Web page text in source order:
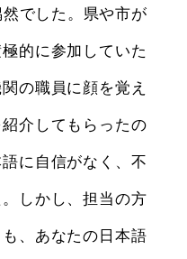
でした。県や市が
的に参加していた
の職員に顔を覚え
介してもらったの
に自信がなく、不
しかし、担当の方
、あなたの日本語